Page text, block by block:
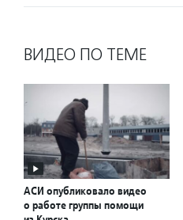
ВИДЕО ПО ТЕМЕ
АСИ опубликовало видео
о работе группы помощи